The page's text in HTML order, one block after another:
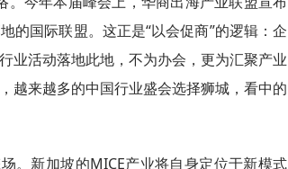
的国际联盟。这正是“以会促商”的逻辑：企
业活动落地此地，不为办会，更为汇聚产业
越来越多的中国行业盛会选择狮城，看中的
。新加坡的MICE产业将自身定位于新模式